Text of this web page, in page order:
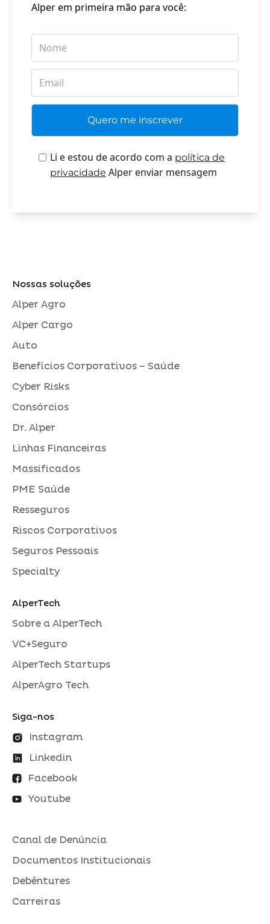
Alper em primeira mão para você:
Li e estou de acordo com a política de
privacidade Alper enviar mensagem
Nossas soluções
Alper Agro
Alper Cargo
Auto
Benefícios Corporativos – Saúde
Cyber Risks
Consórcios
Dr. Alper
Linhas Financeiras
Massificados
PME Saúde
Resseguros
Riscos Corporativos
Seguros Pessoais
Specialty
AlperTech
Sobre a AlperTech
VC+Seguro
AlperTech Startups
AlperAgro Tech
Siga-nos
Instagram
Linkedin
Facebook
Youtube
Canal de Denúncia
Documentos Institucionais
Debêntures
Carreiras